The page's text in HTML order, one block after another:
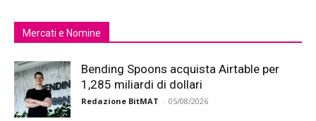
Mercati e Nomine
Bending Spoons acquista Airtable per
1,285 miliardi di dollari
Redazione BitMAT - 05/08/2026